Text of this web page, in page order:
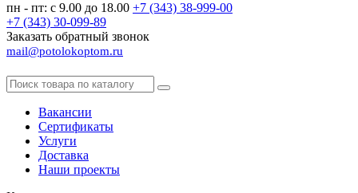
пн - пт: с 9.00 до 18.00 +7 (343) 38-999-00
+7 (343) 30-099-89
Заказать обратный звонок
mail@potolokoptom.ru
Вакансии
Сертификаты
Услуги
Доставка
Наши проекты